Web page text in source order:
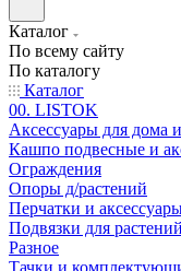
Каталог
По всему сайту
По каталогу
Каталог
00. LISTOK
Аксессуары для дома
Кашпо подвесные и
Ограждения
Опоры д/растений
Перчатки и
Подвязки для растений
Разное
Тачки и